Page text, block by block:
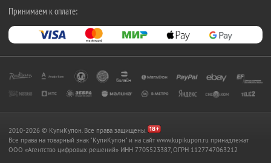
Принимаем к оплате:
2010-2026 © КупиКупон. Все права защищены.
Все права на товарный знак "КупиКупон" и на сайт www.kupikupon.ru принадлежат
OOO «Агентство цифровых решений» ИНН 7705523387, ОГРН 1127747063212